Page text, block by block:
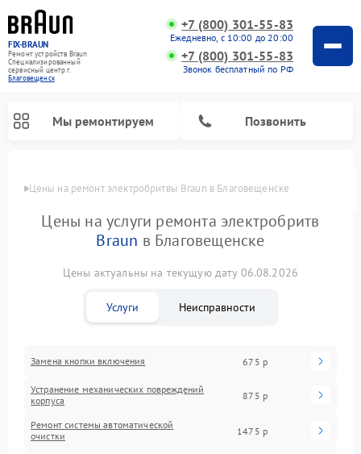
FIX-BRAUN
Ремонт устройств Braun
Специализированный
cервисный центр г.
Благовещенск
+7 (800) 301-55-83
Ежедневно, с 10:00 до 20:00
+7 (800) 301-55-83
Звонок бесплатный по РФ
Мы ремонтируем Позвонить
Цены на ремонт электробритвы Braun в Благовещенске
Цены на услуги ремонта электробритв
Braun в Благовещенске
Цены актуальны на текущую дату 06.08.2026
Услуги Неисправности
Замена кнопки включения 675 р
Устранение механических повреждений
корпуса
875 р
Ремонт системы автоматической
очистки
1475 р